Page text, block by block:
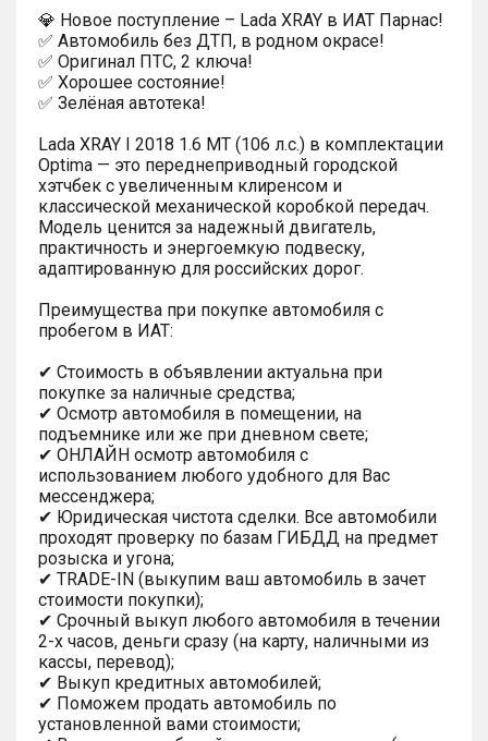
💎 Новое поступление – Lada XRAY в ИАТ Парнас!
✅ Автомобиль без ДТП, в родном окрасе!
✅ Оригинал ПТС, 2 ключа!
✅ Хорошее состояние!
✅ Зелёная автотека!
Lada XRAY I 2018 1.6 MT (106 л.с.) в комплектации
Optima — это переднеприводный городской
хэтчбек с увеличенным клиренсом и
классической механической коробкой передач.
Модель ценится за надежный двигатель,
практичность и энергоемкую подвеску,
адаптированную для российских дорог.
Преимущества при покупке автомобиля с
пробегом в ИАТ:
✔ Стоимость в объявлении актуальна при
покупке за наличные средства;
✔ Осмотр автомобиля в помещении, на
подъемнике или же при дневном свете;
✔ ОНЛАЙН осмотр автомобиля с
использованием любого удобного для Вас
мессенджера;
✔ Юридическая чистота сделки. Все автомобили
проходят проверку по базам ГИБДД на предмет
розыска и угона;
✔ TRADE-IN (выкупим ваш автомобиль в зачет
стоимости покупки);
✔ Срочный выкуп любого автомобиля в течении
2-х часов, деньги сразу (на карту, наличными из
кассы, перевод);
✔ Выкуп кредитных автомобилей;
✔ Поможем продать автомобиль по
установленной вами стоимости;